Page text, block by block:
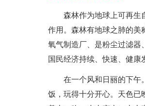
森林作为地球上可再生
作用。森林有地球之肺的美
氧气制造厂、是粉尘过滤
国民经济持续、快速、健康
在一个风和日丽的下午
饭，玩得十分开心。天色已